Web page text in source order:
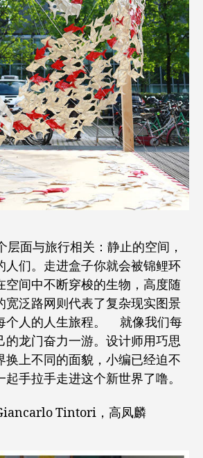
面与旅行相关：静止的空间，
人们。走进盒子你就会被锦鲤环
空间中不断穿梭的生物，高度随
宽泛路网则代表了复杂现实图景
个人的人生旅程。 就像我们每
的龙门奋力一游。设计师用巧思
换上不同的面貌，小编已经迫不
手拉手走进这个新世界了噜。
Tintori，高凤麟